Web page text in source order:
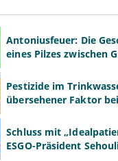
Antoniusfeuer: Die
eines Pilzes zwischen
Pestizide im
übersehener Faktor
Schluss mit
ESGO-Präsident